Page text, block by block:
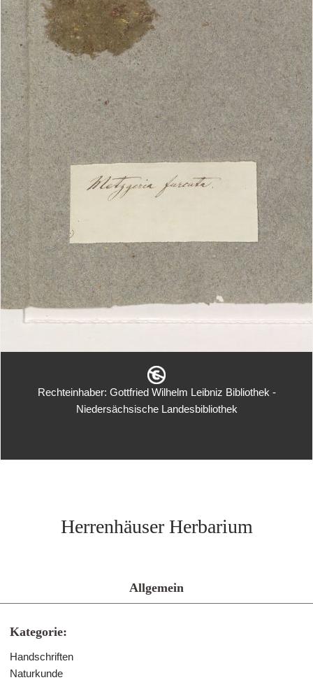
Rechteinhaber: Gottfried Wilhelm Leibniz Bibliothek -
Niedersächsische Landesbibliothek
Herrenhäuser Herbarium
Allgemein
Kategorie:
Handschriften
Naturkunde